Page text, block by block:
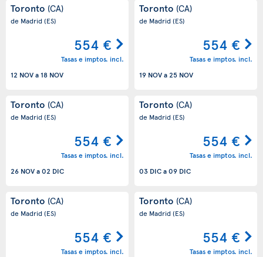
Toronto (CA)
de Madrid(ES)
554 €
Tasas e imptos. incl.
12 NOVa18 NOV
Toronto (CA)
de Madrid(ES)
554 €
Tasas e imptos. incl.
19 NOVa25 NOV
Toronto (CA)
de Madrid(ES)
554 €
Tasas e imptos. incl.
26 NOVa02 DIC
Toronto (CA)
de Madrid(ES)
554 €
Tasas e imptos. incl.
03 DICa09 DIC
Toronto (CA)
de Madrid(ES)
554 €
Tasas e imptos. incl.
Toronto (CA)
de Madrid(ES)
554 €
Tasas e imptos. incl.